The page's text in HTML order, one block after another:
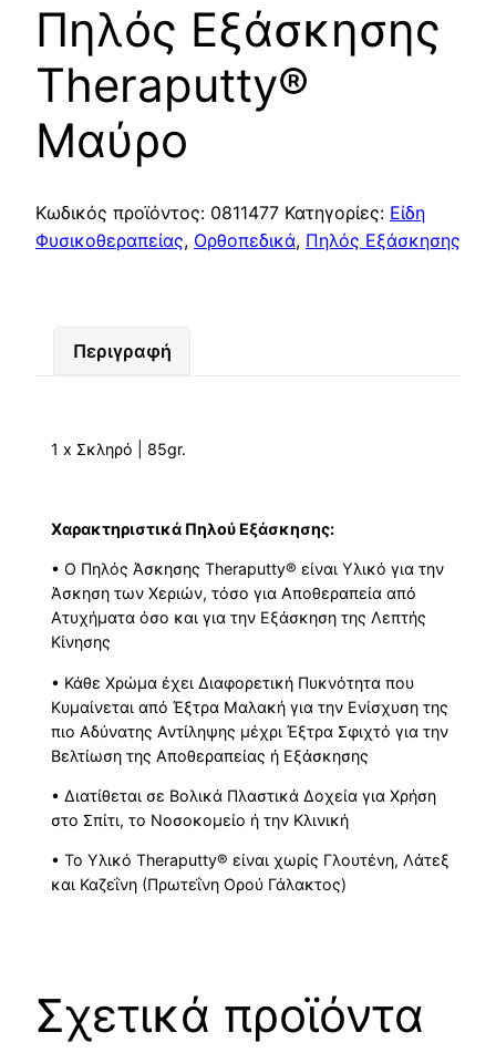
Πηλός Εξάσκησης
Theraputty®
Μαύρο
Κωδικός προϊόντος: 0811477 Κατηγορίες: Είδη
Φυσικοθεραπείας, Ορθοπεδικά, Πηλός Εξάσκησης
Περιγραφή
1 x Σκληρό | 85gr.
Xαρακτηριστικά Πηλού Εξάσκησης:
• Ο Πηλός Άσκησης Theraputty®είναι Yλικό για την
Άσκηση των Χεριών, τόσο για Αποθεραπεία από
Ατυχήματα όσο και για την Εξάσκηση της Λεπτής
Κίνησης
• Κάθε Χρώμα έχει Διαφορετική Πυκνότητα που
Κυμαίνεται από Έξτρα Μαλακή για την Ενίσχυση της
πιο Αδύνατης Αντίληψης μέχρι Έξτρα Σφιχτό για την
Βελτίωση της Αποθεραπείας ή Εξάσκησης
• Διατίθεται σε Βολικά Πλαστικά Δοχεία για Χρήση
στο Σπίτι, το Νοσοκομείο ή την Κλινική
• Το Υλικό Theraputty®είναι χωρίς Γλουτένη, Λάτεξ
και Καζεΐνη (Πρωτεΐνη Ορού Γάλακτος)
Σχετικά προϊόντα